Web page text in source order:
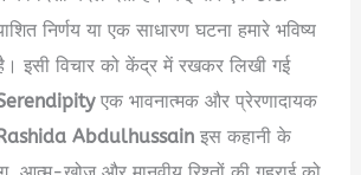
निर्णय या एक साधारण घटना हमारे भविष्य
इसी विचार को केंद्र में रखकर लिखी गई
एक भावनात्मक और प्रेरणादायक
Rashida Abdulhussain इस कहानी के